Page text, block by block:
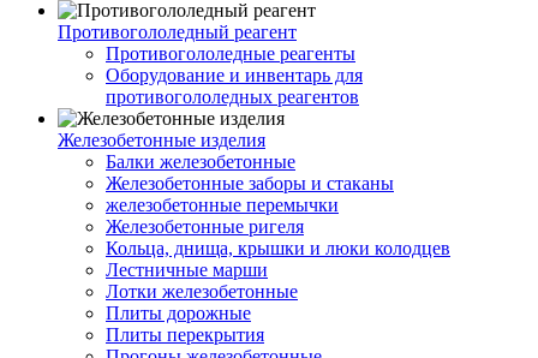
Противогололедный реагент
Противогололедные реагенты
Оборудование и инвентарь для
противогололедных реагентов
Железобетонные изделия
Балки железобетонные
Железобетонные заборы и стаканы
железобетонные перемычки
Железобетонные ригеля
Кольца, днища, крышки и люки колодцев
Лестничные марши
Лотки железобетонные
Плиты дорожные
Плиты перекрытия